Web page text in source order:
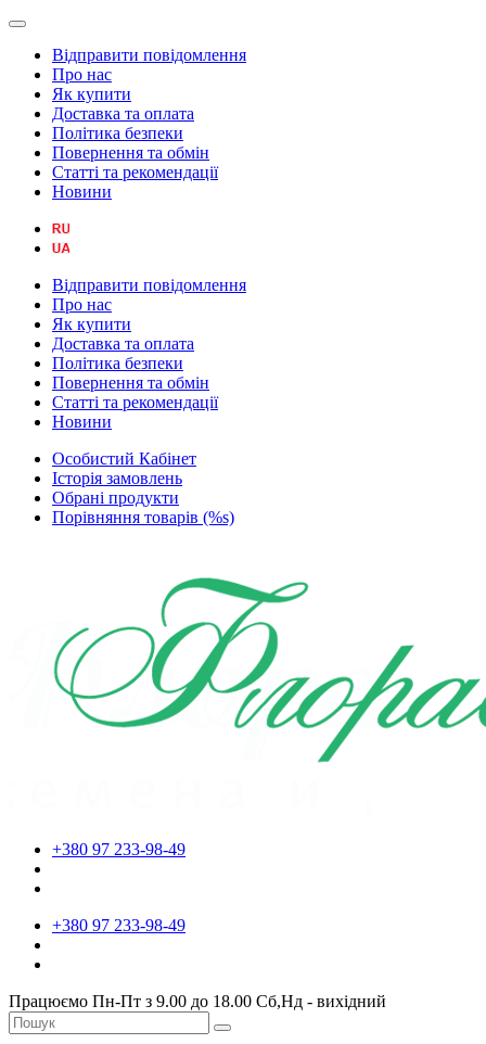
Відправити повідомлення
Про нас
Як купити
Доставка та оплата
Політика безпеки
Повернення та обмін
Статті та рекомендації
Новини
Відправити повідомлення
Про нас
Як купити
Доставка та оплата
Політика безпеки
Повернення та обмін
Статті та рекомендації
Новини
Особистий Кабінет
Історія замовлень
Обрані продукти
Порівняння товарів (%s)
+380 97 233-98-49
+380 97 233-98-49
Працюємо Пн-Пт з 9.00 до 18.00 Сб,Нд - вихідний